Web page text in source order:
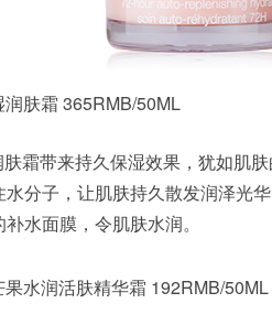
肤霜 365RMB/50ML
霜带来持久保湿效果，犹如肌
分子，让肌肤持久散发润泽光
水面膜，令肌肤水润。
水润活肤精华霜 192RMB/50ML